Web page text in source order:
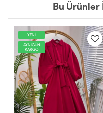
Bu
YENİ
AYNIGÜN
KARGO